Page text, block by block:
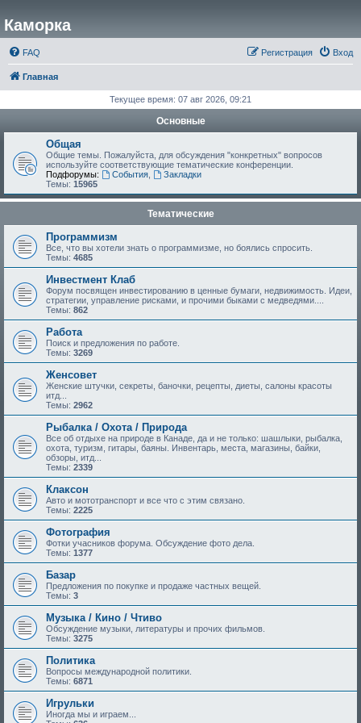
Каморка
FAQ Вход
Регистрация
Главная
Текущее время: 07 авг 2026, 09:21
Основные
Общая
Общие темы. Пожалуйста, для обсуждения "конкретных" вопросов
используйте соответствующие тематические конференции.
Подфорумы:
События,
Закладки
Темы: 15965
Тематические
Программизм
Все, что вы хотели знать о программизме, но боялись спросить.
Темы: 4685
Инвестмент Клаб
Форум посвящен инвестированию в ценные бумаги, недвижимость. Идеи,
стратегии, управление рисками, и прочими быками с медведями....
Темы: 862
Работа
Поиск и предложения по работе.
Темы: 3269
Женсовет
Женские штучки, секреты, баночки, рецепты, диеты, салоны красоты
итд...
Темы: 2962
Рыбалка / Охота / Природа
Все об отдыхе на природе в Канаде, да и не только: шашлыки, рыбалка,
охота, туризм, гитары, баяны. Инвентарь, места, магазины, байки,
обзоры, итд...
Темы: 2339
Клаксон
Авто и мототранспорт и все что с этим связано.
Темы: 2225
Фотография
Фотки учасников форума. Обсуждение фото дела.
Темы: 1377
Базар
Предложения по покупке и продаже частных вещей.
Темы: 3
Музыка / Кино / Чтиво
Обсуждение музыки, литературы и прочих фильмов.
Темы: 3275
Политика
Вопросы международной политики.
Темы: 6871
Игрульки
Иногда мы и играем...